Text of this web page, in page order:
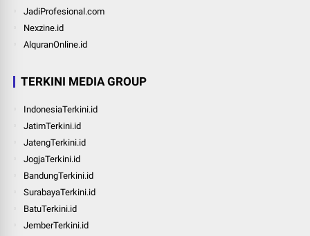
JadiProfesional.com
Nexzine.id
AlquranOnline.id
TERKINI MEDIA GROUP
IndonesiaTerkini.id
JatimTerkini.id
JatengTerkini.id
JogjaTerkini.id
BandungTerkini.id
SurabayaTerkini.id
BatuTerkini.id
JemberTerkini.id